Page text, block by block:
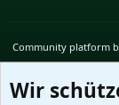
Community platform
Wir